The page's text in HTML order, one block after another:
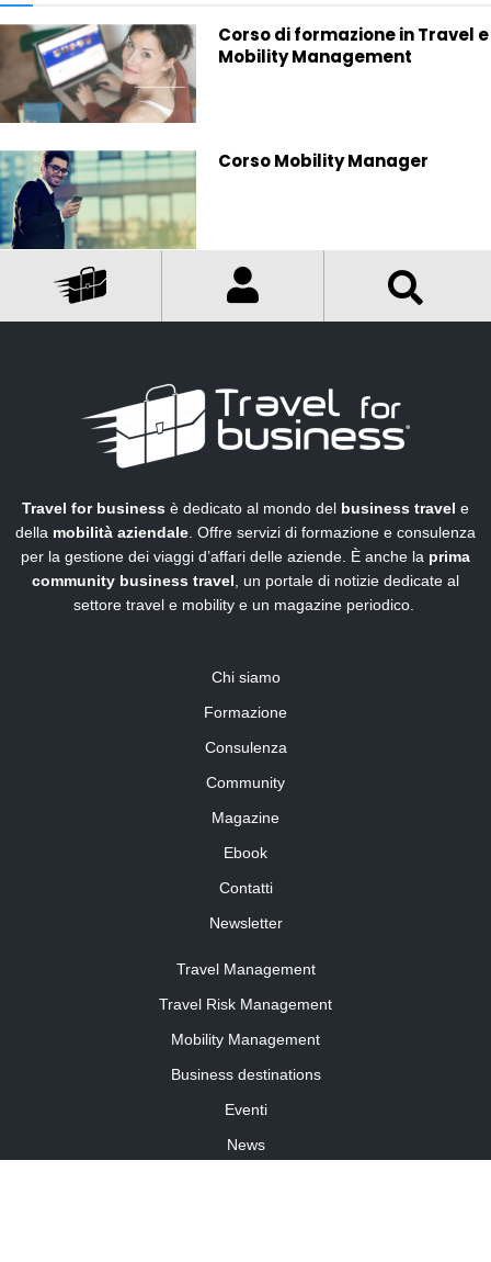
Corso di formazione in Travel e
Mobility Management
Corso Mobility Manager
Travel for business è dedicato al mondo del business travel e
della mobilità aziendale . Offre servizi di formazione e consulenza
per la gestione dei viaggi d’affari delle aziende. È anche la prima
community business travel , un portale di notizie dedicate al
settore travel e mobility e un magazine periodico.
Chi siamo
Formazione
Consulenza
Community
Magazine
Ebook
Contatti
Newsletter
Travel Management
Travel Risk Management
Mobility Management
Business destinations
Eventi
News